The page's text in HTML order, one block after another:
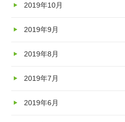
2019年10月
2019年9月
2019年8月
2019年7月
2019年6月